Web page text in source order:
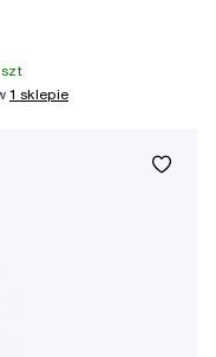
szt
1 sklepie